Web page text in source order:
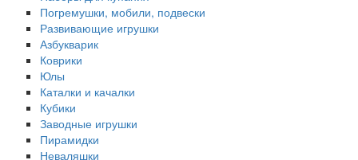
Погремушки, мобили, подвески
Развивающие игрушки
Азбукварик
Коврики
Юлы
Каталки и качалки
Кубики
Заводные игрушки
Пирамидки
Неваляшки